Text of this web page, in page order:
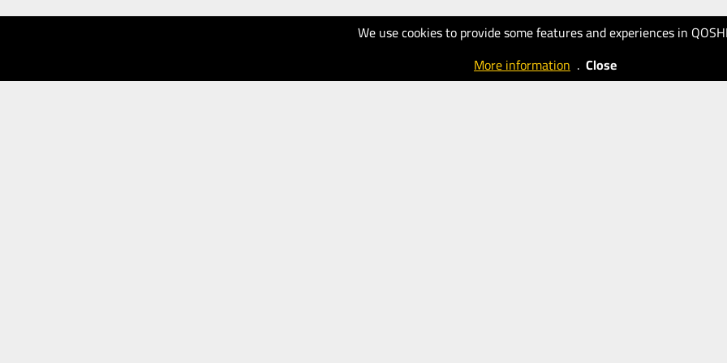
We use cookies to provide some features and experiences in
More information . Close